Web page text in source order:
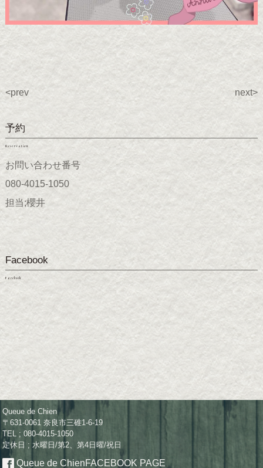
<prev next>
予約
Reservation
お問い合わせ番号
080-4015-1050
担当;櫻井
Facebook
Facebook
Queue de Chien
〒631-0061 奈良市三碓1-6-19
TEL ; 080-4015-1050
定休日 ; 水曜日/第2、第4日曜/祝日
Queue de ChienFACEBOOK PAGE